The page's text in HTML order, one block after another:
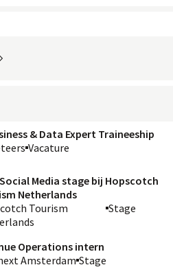
& Data Expert Traineeship
Vacature
Social Media stage bij Hopscotch
Netherlands
Tourism
Stage
Operations intern
Amsterdam Stage